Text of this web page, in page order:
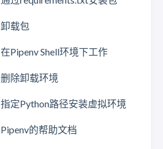
卸载包
在Pipenv Shell环境下工作
删除卸载环境
指定Python路径安装虚拟环境
Pipenv的帮助文档